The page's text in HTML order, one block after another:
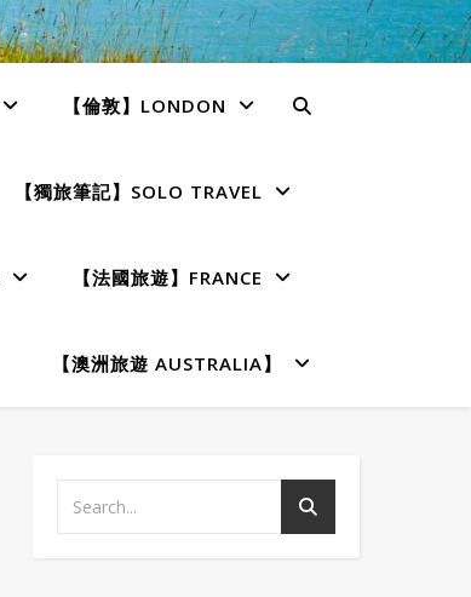
【倫敦】LONDON
【獨旅筆記】SOLO TRAVEL
【法國旅遊】FRANCE
【澳洲旅遊 AUSTRALIA】